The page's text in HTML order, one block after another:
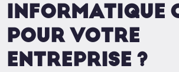
INFORMATIQUE
POUR VOTRE
ENTREPRISE ?